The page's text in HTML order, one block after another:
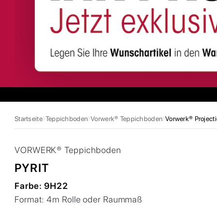
Startseite Teppichboden Vorwerk® Teppichboden Vorwerk®
VORWERK® Teppichboden
PYRIT
Farbe:9H22
Format:4m Rolle oder Raummaß